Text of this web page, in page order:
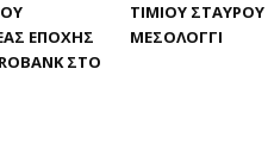
ΕΠΟΧΉΣ
ΣΤΟ
ΤΙΜΊΟΥ
ΜΕΣΟΛΌΓΓΙ